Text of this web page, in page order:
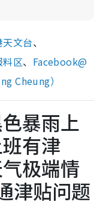
文台、
区、 Facebook@
Cheung）
暴雨上
有津
极端情
津贴问题